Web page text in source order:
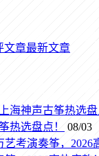
文章最新文章
热选盘点！
08/03